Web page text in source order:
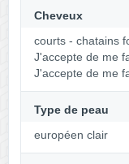
Cheveux
courts - chatains
J'accepte de me
J'accepte de me
Type de peau
européen clair